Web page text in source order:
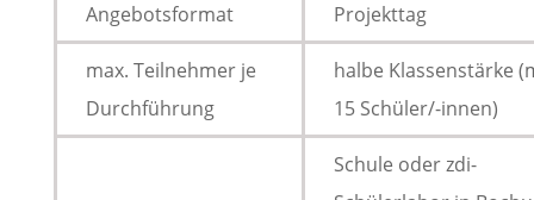
Angebotsformat Projekttag
max. Teilnehmer je
Durchführung
halbe Klassenstärke
15 Schüler/-innen)
Schule oder zdi-